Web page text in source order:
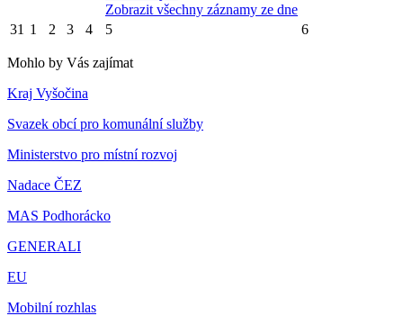
Zobrazit všechny záznamy ze dne
31 1 2 3 4 5 6
Mohlo by Vás zajímat
Kraj Vyšočina
Svazek obcí pro komunální služby
Ministerstvo pro místní rozvoj
Nadace ČEZ
MAS Podhorácko
GENERALI
EU
Mobilní rozhlas